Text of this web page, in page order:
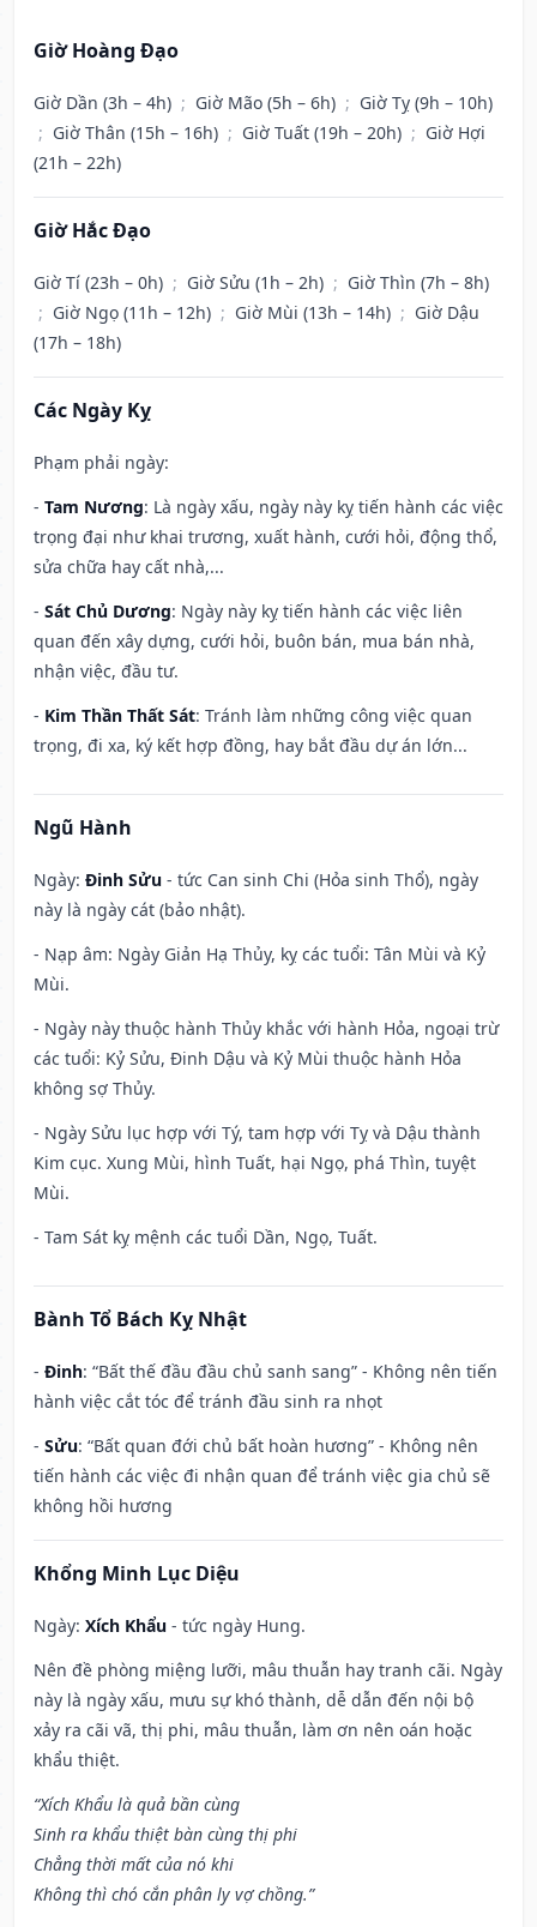
Giờ Hoàng Đạo
Giờ Dần (3h – 4h) ; Giờ Mão (5h – 6h) ; Giờ Tỵ (9h – 10h)
; Giờ Thân (15h – 16h) ; Giờ Tuất (19h – 20h) ; Giờ Hợi
(21h – 22h)
Giờ Hắc Đạo
Giờ Tí (23h – 0h) ; Giờ Sửu (1h – 2h) ; Giờ Thìn (7h – 8h)
; Giờ Ngọ (11h – 12h) ; Giờ Mùi (13h – 14h) ; Giờ Dậu
(17h – 18h)
Các Ngày Kỵ
Phạm phải ngày:
- Tam Nương: Là ngày xấu, ngày này kỵ tiến hành các việc
trọng đại như khai trương, xuất hành, cưới hỏi, động thổ,
sửa chữa hay cất nhà,...
- Sát Chủ Dương: Ngày này kỵ tiến hành các việc liên
quan đến xây dựng, cưới hỏi, buôn bán, mua bán nhà,
nhận việc, đầu tư.
- Kim Thần Thất Sát: Tránh làm những công việc quan
trọng, đi xa, ký kết hợp đồng, hay bắt đầu dự án lớn...
Ngũ Hành
Ngày: Đinh Sửu - tức Can sinh Chi (Hỏa sinh Thổ), ngày
này là ngày cát (bảo nhật).
- Nạp âm: Ngày Giản Hạ Thủy, kỵ các tuổi: Tân Mùi và Kỷ
Mùi.
- Ngày này thuộc hành Thủy khắc với hành Hỏa, ngoại trừ
các tuổi: Kỷ Sửu, Đinh Dậu và Kỷ Mùi thuộc hành Hỏa
không sợ Thủy.
- Ngày Sửu lục hợp với Tý, tam hợp với Tỵ và Dậu thành
Kim cục. Xung Mùi, hình Tuất, hại Ngọ, phá Thìn, tuyệt
Mùi.
- Tam Sát kỵ mệnh các tuổi Dần, Ngọ, Tuất.
Bành Tổ Bách Kỵ Nhật
- Đinh: “Bất thế đầu đầu chủ sanh sang” - Không nên tiến
hành việc cắt tóc để tránh đầu sinh ra nhọt
- Sửu: “Bất quan đới chủ bất hoàn hương” - Không nên
tiến hành các việc đi nhận quan để tránh việc gia chủ sẽ
không hồi hương
Khổng Minh Lục Diệu
Ngày: Xích Khẩu - tức ngày Hung.
Nên đề phòng miệng lưỡi, mâu thuẫn hay tranh cãi. Ngày
này là ngày xấu, mưu sự khó thành, dễ dẫn đến nội bộ
xảy ra cãi vã, thị phi, mâu thuẫn, làm ơn nên oán hoặc
khẩu thiệt.
“Xích Khẩu là quả bần cùng
Sinh ra khẩu thiệt bàn cùng thị phi
Chẳng thời mất của nó khi
Không thì chó cắn phân ly vợ chồng.”